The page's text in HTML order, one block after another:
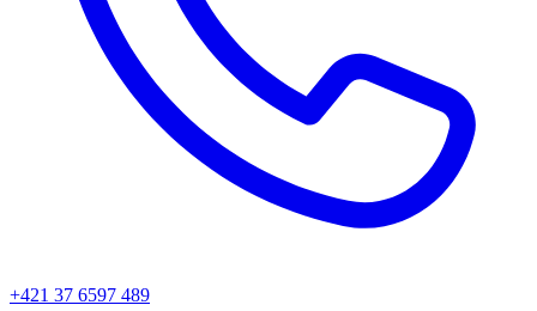
+421 37 6597 489